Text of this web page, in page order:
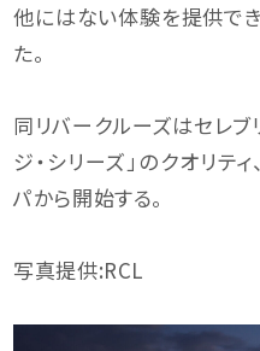
他にはない体験を提供でき
た。
同リバークルーズはセレブ
ジ・シリーズ」のクオリテ
パから開始する。
写真提供:RCL